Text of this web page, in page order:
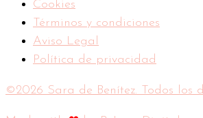
Cookies
Términos y condiciones
Aviso Legal
Política de privacidad
©2026 Sara de Benítez. Todos los